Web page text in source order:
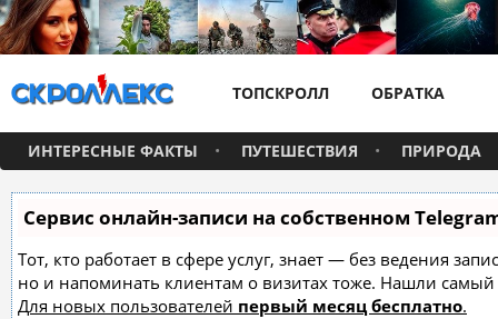
ТОПСКРОЛЛ ОБРАТКА
ИНТЕРЕСНЫЕ ФАКТЫ ПУТЕШЕСТВИЯ ПРИРОДА
Сервис онлайн-записи на собственном
Тот, кто работает в сфере услуг, знает — без ведения
но и напоминать клиентам о визитах тоже. Нашли
Для новых пользователей первый месяц бесплатно.